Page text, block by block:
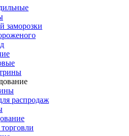
заморозки
распродаж